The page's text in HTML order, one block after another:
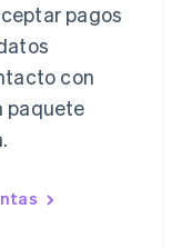
pagos
con
paquete